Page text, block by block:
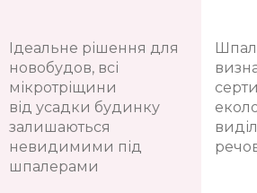
Ідеальне рішення для
новобудов, всі
мікротріщини
від усадки будинку
залишаються
невидимими під
шпалерами